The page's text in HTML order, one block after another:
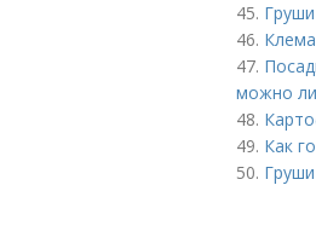
45.
46.
47.
можно
48.
49. Как
50.